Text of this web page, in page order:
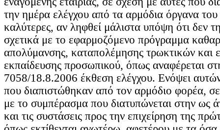
την ημέρα ελέγχου από τα αρμόδια όργανα
καλύτερες, αν ληφθεί μάλιστα υπόψη ότι δεν
σχετικά με το εφαρμοζόμενο πρόγραμμα
απολύμανσης, καταπολέμησης τρωκτικών και
εκπαίδευσης προσωπικού, όπως αναφέρεται
7058/18.8.2006 έκθεση ελέγχου. Ενόψει
που διαπιστώθηκαν από τον αρμόδιο φορέα,
με το συμπέρασμα που διατυπώνεται στην ως
και τις συστάσεις προς την επιχείρηση της